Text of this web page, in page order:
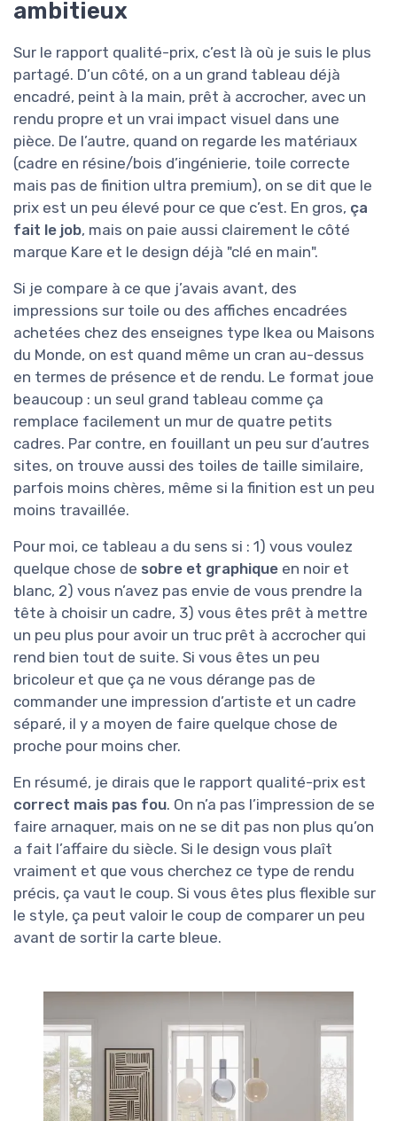
ambitieux
Sur le rapport qualité-prix, c’est là où je suis le plus
partagé. D’un côté, on a un grand tableau déjà
encadré, peint à la main, prêt à accrocher, avec un
rendu propre et un vrai impact visuel dans une
pièce. De l’autre, quand on regarde les matériaux
(cadre en résine/bois d’ingénierie, toile correcte
mais pas de finition ultra premium), on se dit que le
prix est un peu élevé pour ce que c’est. En gros, ça
fait le job, mais on paie aussi clairement le côté
marque Kare et le design déjà "clé en main".
Si je compare à ce que j’avais avant, des
impressions sur toile ou des affiches encadrées
achetées chez des enseignes type Ikea ou Maisons
du Monde, on est quand même un cran au-dessus
en termes de présence et de rendu. Le format joue
beaucoup : un seul grand tableau comme ça
remplace facilement un mur de quatre petits
cadres. Par contre, en fouillant un peu sur d’autres
sites, on trouve aussi des toiles de taille similaire,
parfois moins chères, même si la finition est un peu
moins travaillée.
Pour moi, ce tableau a du sens si : 1) vous voulez
quelque chose de sobre et graphique en noir et
blanc, 2) vous n’avez pas envie de vous prendre la
tête à choisir un cadre, 3) vous êtes prêt à mettre
un peu plus pour avoir un truc prêt à accrocher qui
rend bien tout de suite. Si vous êtes un peu
bricoleur et que ça ne vous dérange pas de
commander une impression d’artiste et un cadre
séparé, il y a moyen de faire quelque chose de
proche pour moins cher.
En résumé, je dirais que le rapport qualité-prix est
correct mais pas fou. On n’a pas l’impression de se
faire arnaquer, mais on ne se dit pas non plus qu’on
a fait l’affaire du siècle. Si le design vous plaît
vraiment et que vous cherchez ce type de rendu
précis, ça vaut le coup. Si vous êtes plus flexible sur
le style, ça peut valoir le coup de comparer un peu
avant de sortir la carte bleue.